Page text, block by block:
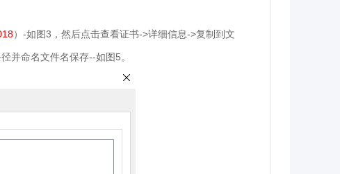
） -如图 3 ，然后点击查看证书->详细信息->复制到文
并命名文件名保存--如图 5。